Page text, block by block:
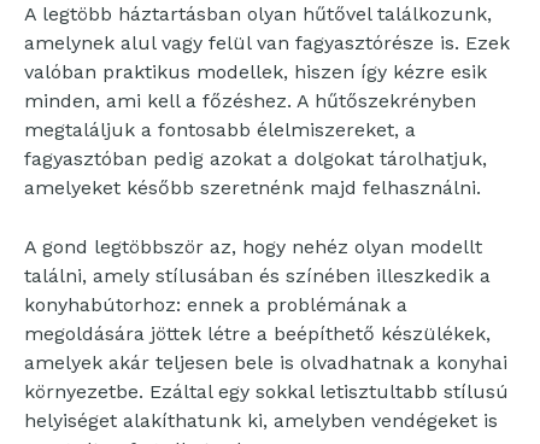
A legtöbb háztartásban olyan hűtővel találkozunk,
amelynek alul vagy felül van fagyasztórésze is. Ezek
valóban praktikus modellek, hiszen így kézre esik
minden, ami kell a főzéshez. A hűtőszekrényben
megtaláljuk a fontosabb élelmiszereket, a
fagyasztóban pedig azokat a dolgokat tárolhatjuk,
amelyeket később szeretnénk majd felhasználni.
A gond legtöbbször az, hogy nehéz olyan modellt
találni, amely stílusában és színében illeszkedik a
konyhabútorhoz: ennek a problémának a
megoldására jöttek létre a beépíthető készülékek,
amelyek akár teljesen bele is olvadhatnak a konyhai
környezetbe. Ezáltal egy sokkal letisztultabb stílusú
helyiséget alakíthatunk ki, amelyben vendégeket is